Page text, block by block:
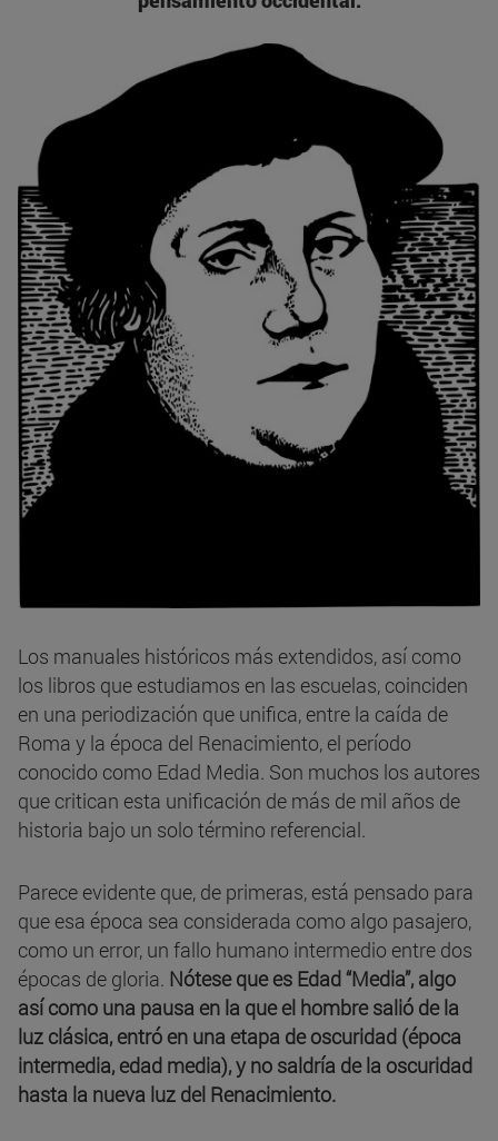
Los manuales históricos más extendidos, así como
los libros que estudiamos en las escuelas, coinciden
en una periodización que unifica, entre la caída de
Roma y la época del Renacimiento, el período
conocido como Edad Media. Son muchos los autores
que critican esta unificación de más de mil años de
historia bajo un solo término referencial.
Parece evidente que, de primeras, está pensado para
que esa época sea considerada como algo pasajero,
como un error, un fallo humano intermedio entre dos
épocas de gloria. Nótese que es Edad “Media”, algo
así como una pausa en la que el hombre salió de la
luz clásica, entró en una etapa de oscuridad (época
intermedia, edad media), y no saldría de la oscuridad
hasta la nueva luz del Renacimiento.